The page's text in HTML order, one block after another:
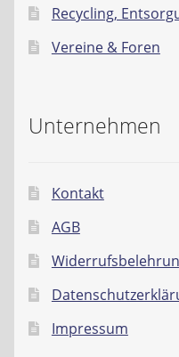
Recycling,
Vereine & Foren
Unternehmen
Kontakt
AGB
Impressum